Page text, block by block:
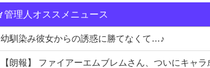
管理人オススメニュース
幼馴染み彼女からの誘惑に勝てなくて…♪
【朗報】 ファイアーエムブレムさん、ついにキャ